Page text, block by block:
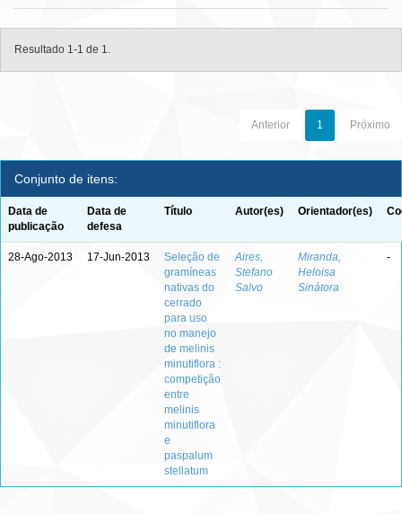
Resultado 1-1 de 1.
Anterior 1 Próximo
Conjunto de itens:
Data de
publicação
Data de
defesa
Título Autor(es) Orientador(es)
28-Ago-2013 17-Jun-2013
Seleção de
gramíneas
nativas do
cerrado
para uso
no manejo
de melinis
minutiflora :
competição
entre
melinis
minutiflora
e
paspalum
stellatum
Aires,
Stefano
Salvo
Miranda,
Heloisa
Sinátora
-